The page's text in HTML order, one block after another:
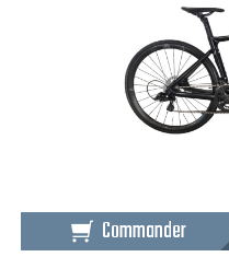
Commander